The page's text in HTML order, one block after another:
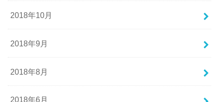
2018年10月
2018年9月
2018年8月
2018年6月